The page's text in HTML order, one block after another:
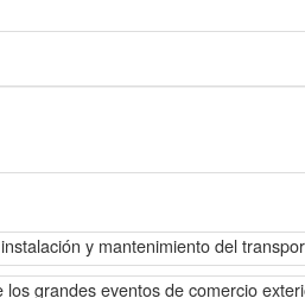
y mantenimiento del
los grandes eventos de comercio